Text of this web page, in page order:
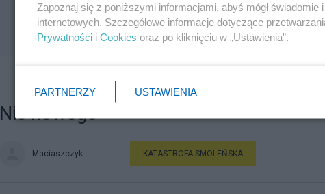
Nic nowego
Maciaszczyk KATASTROFA SMOLEŃSKA
Zapoznaj się z poniższymi informacjami, abyś mógł
internetowych. Szczegółowe informacje dotyczące
Prywatności i Cookies oraz po kliknięciu w „Ustawienia”.
PARTNERZY USTAWIENIA